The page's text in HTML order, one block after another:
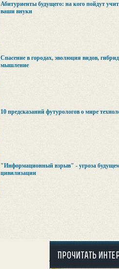
Абитуриенты будущего: на кого пойдут
ваши внуки
Спасение в городах, эволюция видов,
мышление
10 предсказаний футурологов о мире
"Информационный взрыв" - угроза
цивилизации